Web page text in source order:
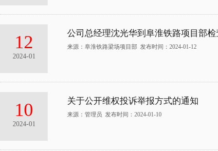
12
2024-01
公司总经理沈光华到阜淮铁路项目部
来源：阜淮铁路梁场项目部 发布时间：2024-01-12
10
2024-01
关于公开维权投诉举报方式的通知
来源：管理员 发布时间：2024-01-10